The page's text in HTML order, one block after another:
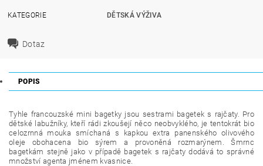
KATEGORIE DĚTSKÁ VÝŽIVA
Dotaz
POPIS
Tyhle francouzské mini bagetky jsou sestrami bagetek s rajčaty. Pro
dětské labužníky, kteří rádi zkoušejí něco neobvyklého, je tentokrát bio
celozrnná mouka smíchaná s kapkou extra panenského olivového
oleje obohacena bio sýrem a provoněná rozmarýnem. Šmrnc
bagetkám stejně jako v případě bagetek s rajčaty dodává to správné
množství agenta jménem kvasnice.